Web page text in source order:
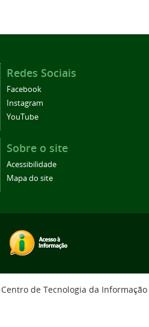
Redes Sociais
Facebook
Instagram
YouTube
Sobre o site
Acessibilidade
Mapa do site
Centro de Tecnologia da